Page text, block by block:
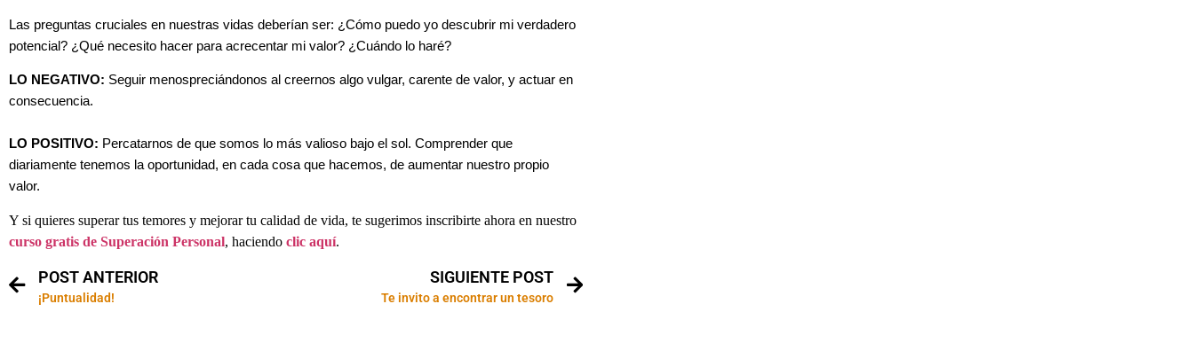
Las preguntas cruciales en nuestras vidas deberían ser: ¿Cómo puedo yo descubrir mi verdadero
potencial? ¿Qué necesito hacer para acrecentar mi valor? ¿Cuándo lo haré?
LO NEGATIVO: Seguir menospreciándonos al creernos algo vulgar, carente de valor, y actuar en
consecuencia.
LO POSITIVO: Percatarnos de que somos lo más valioso bajo el sol. Comprender que
diariamente tenemos la oportunidad, en cada cosa que hacemos, de aumentar nuestro propio
valor.
Y si quieres superar tus temores y mejorar tu calidad de vida, te sugerimos inscribirte ahora en nuestro
curso gratis de Superación Personal, haciendo clic aquí.
POST ANTERIOR
¡Puntualidad!
SIGUIENTE POST
Te invito a encontrar un tesoro